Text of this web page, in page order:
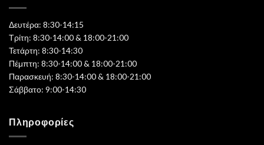
Δευτέρα: 8:30-14:15
Τρίτη: 8:30-14:00 & 18:00-21:00
Τετάρτη: 8:30-14:30
Πέμπτη: 8:30-14:00 & 18:00-21:00
Παρασκευή: 8:30-14:00 & 18:00-21:00
Σάββατο: 9:00-14:30
Πληροφορίες